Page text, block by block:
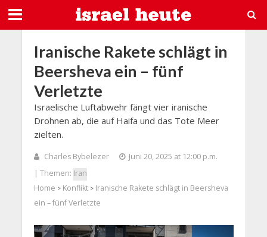
Iranische Rakete schlägt in
Beersheva ein – fünf
Verletzte
Israelische Luftabwehr fängt vier iranische
Drohnen ab, die auf Haifa und das Tote Meer
zielten.
Charles Bybelezer
Juni 20, 2025 at 12:00 p.m.
| Themen: Iran
Home > Konflikt> Iranische Rakete schlägt in Beersheva
ein – fünf Verletzte